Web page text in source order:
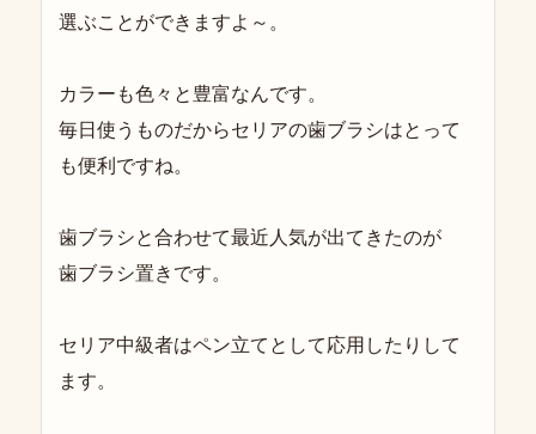
選ぶことができますよ～。
カラーも色々と豊富なんです。
毎日使うものだからセリアの歯ブラシはとって
も便利ですね。
歯ブラシと合わせて最近人気が出てきたのが
歯ブラシ置きです。
セリア中級者はペン立てとして応用したりして
ます。